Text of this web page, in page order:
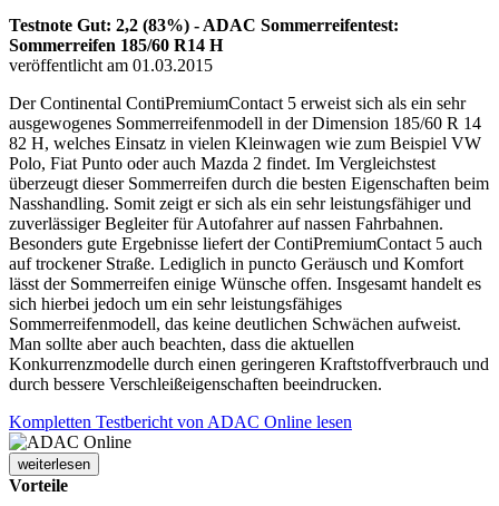
Testnote Gut: 2,2 (83%) - ADAC Sommerreifentest:
Sommerreifen 185/60 R14 H
veröffentlicht am 01.03.2015
Der Continental ContiPremiumContact 5 erweist sich als ein sehr
ausgewogenes Sommerreifenmodell in der Dimension 185/60 R 14
82 H, welches Einsatz in vielen Kleinwagen wie zum Beispiel VW
Polo, Fiat Punto oder auch Mazda 2 findet. Im Vergleichstest
überzeugt dieser Sommerreifen durch die besten Eigenschaften beim
Nasshandling. Somit zeigt er sich als ein sehr leistungsfähiger und
zuverlässiger Begleiter für Autofahrer auf nassen Fahrbahnen.
Besonders gute Ergebnisse liefert der ContiPremiumContact 5 auch
auf trockener Straße. Lediglich in puncto Geräusch und Komfort
lässt der Sommerreifen einige Wünsche offen. Insgesamt handelt es
sich hierbei jedoch um ein sehr leistungsfähiges
Sommerreifenmodell, das keine deutlichen Schwächen aufweist.
Man sollte aber auch beachten, dass die aktuellen
Konkurrenzmodelle durch einen geringeren Kraftstoffverbrauch und
durch bessere Verschleißeigenschaften beeindrucken.
Kompletten Testbericht von ADAC Online lesen
weiterlesen
Vorteile